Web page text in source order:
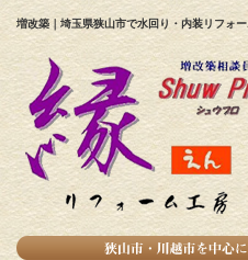
増改築｜埼玉県狭山市で水回り・内装リフォー